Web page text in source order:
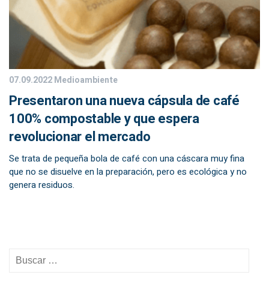
07.09.2022Medioambiente
Presentaron una nueva cápsula de café
100% compostable y que espera
revolucionar el mercado
Se trata de pequeña bola de café con una cáscara muy fina
que no se disuelve en la preparación, pero es ecológica y no
genera residuos.